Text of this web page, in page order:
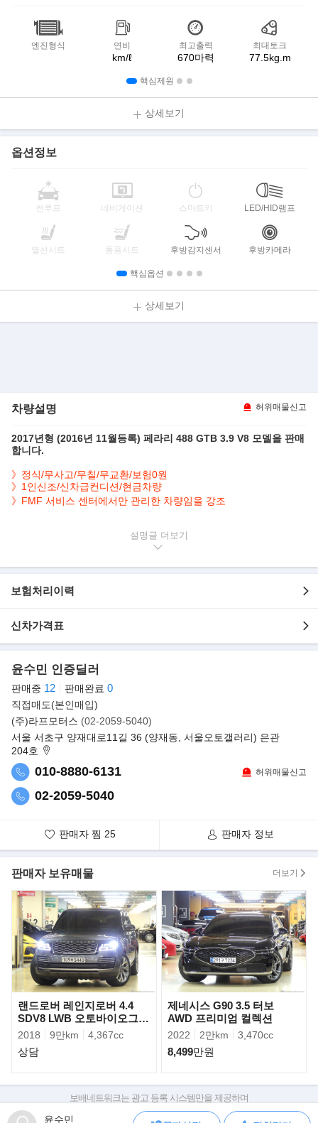
엔진형식 연비
km/ℓ
최고출력
670마력
최대토크
77.5kg.m
핵심제원
상세보기
옵션정보
썬루프 네비게이션 스마트키 LED/HID램프
열선시트 통풍시트 후방감지센서 후방카메라
핵심옵션
상세보기
차량설명 허위매물신고
2017년형 (2016년 11월등록) 페라리 488 GTB 3.9 V8 모델을 판매
합니다.
》정식/무사고/무칠/무교환/보험0원
》1인신조/신차급컨디션/현금차량
》FMF 서비스 센터에서만 관리한 차량임을 강조
- 8,600km 실주행
- 레드바디 + 레드시트
- 깔끔하게 관리된 실내/외
▶페라리 488GTB
페라리 488 GTB. 458 이탈리아의 실질적 후속이다. 엄밀히 따져 코
드네임이 송두리째 바뀐 차세대는 아니다.
기존 458의 개발명 F12에 ‘변형’을 뜻하는 M 한 글자를 덧붙였다.
하지만 내용은 신차에 가깝다.
가령 전체 부품의 85퍼센트가 새롭다. 458시리즈와 함께 쓰는 부품
은 앞 유리와 지붕, 밑바탕을 이룬 뼈대
길이 2.997 킬로미터로 언덕과 내리막, 저속과 고속 코너가 두루 섞
활용했다.
그러나 지금은 FIA 규정 때문에 F1 머신을 공식적으로 시험하는 덴
쓰지 않는다. 양산용 페라리 시험과 이벤트
에 활용한다.
설명글
보험처리이력
신차가격표
윤수민 인증딜러
판매중 12 판매완료 0
직접매도(본인매입)
(주)라프모터스 (02-2059-5040)
서울 서초구 양재대로11길 36 (양재동, 서울오토갤러리) 은관
204호
010-8880-6131
02-2059-5040
허위매물신고
판매자 찜 25 판매자 정보
판매자 보유매물 더보기
랜드로버 레인지로버 4.4
SDV8 LWB 오토바이오그래
피
2018 9만km 4,367cc
상담
제네시스 G90 3.5 터보
AWD 프리미엄 컬렉션
2022 2만km 3,470cc
8,499만원
윤수민
보배네트워크는 광고 등록 시스템만을 제공하며
판매자가 직접 등록한 내용에 대한 모든 책임은 판매자에게 있습니다.